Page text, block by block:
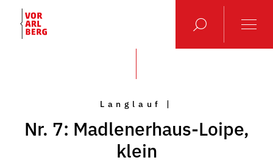
Langlauf |
Nr. 7: Madlenerhaus-Loipe,
klein